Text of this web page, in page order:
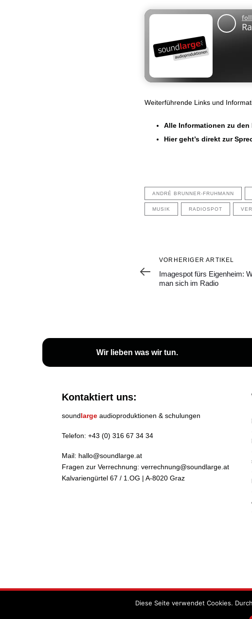
Weiterführende Links und
Alle Informationen zu den
Hier geht’s direkt zur
ANDRÉ BRUNNER-FRUHMANN
MUSIK RADIOSPOT
Vorheriger
Artikel
VORHERIGER ARTIKEL
Imagespot fürs Eigenheim:
man sich im Radio
Wir lieben was wir tun.
Kontaktiert uns:
soundlarge audioproduktionen & schulungen
Telefon: +43 (0) 316 67 34 34
Mail: hallo@soundlarge.at
Fragen zur Verrechnung: verrechnung@soundlarge.at
Kalvariengürtel 67 / 1.OG | A-8020 Graz
TECH Schmiede
Diese Seite verwendet Cookies.